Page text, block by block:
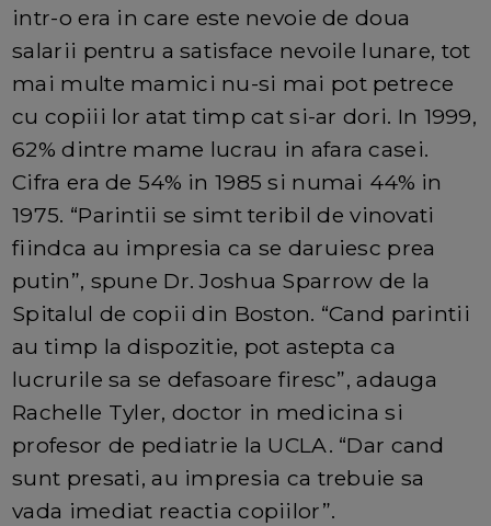
intr-o era in care este nevoie de doua
salarii pentru a satisface nevoile lunare, tot
mai multe mamici nu-si mai pot petrece
cu copiii lor atat timp cat si-ar dori. In 1999,
62% dintre mame lucrau in afara casei.
Cifra era de 54% in 1985 si numai 44% in
1975. “Parintii se simt teribil de vinovati
fiindca au impresia ca se daruiesc prea
putin”, spune Dr. Joshua Sparrow de la
Spitalul de copii din Boston. “Cand parintii
au timp la dispozitie, pot astepta ca
lucrurile sa se defasoare firesc”, adauga
Rachelle Tyler, doctor in medicina si
profesor de pediatrie la UCLA. “Dar cand
sunt presati, au impresia ca trebuie sa
vada imediat reactia copiilor”.